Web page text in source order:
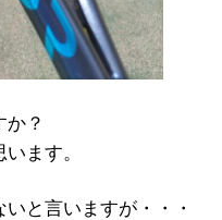
？
ます。
と言いますが・・・